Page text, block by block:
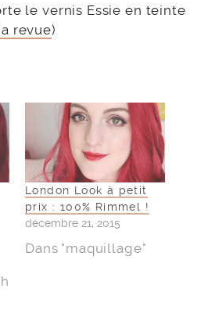
le vernis Essie en teinte
revue)
London Look à petit
prix : 100% Rimmel !
décembre 21, 2015
Dans "maquillage"